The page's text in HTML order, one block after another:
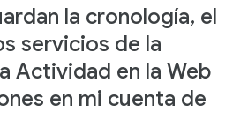
la cronología, el
servicios de la
Actividad en la Web
en mi cuenta de